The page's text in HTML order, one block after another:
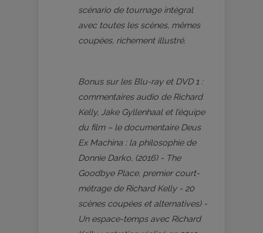
scénario de tournage intégral
avec toutes les scènes, mêmes
coupées, richement illustré.
Bonus sur les Blu-ray et DVD 1 :
commentaires audio de Richard
Kelly, Jake Gyllenhaal et l’équipe
du film – le documentaire Deus
Ex Machina : la philosophie de
Donnie Darko, (2016) - The
Goodbye Place, premier court-
métrage de Richard Kelly - 20
scènes coupées et alternatives) -
Un espace-temps avec Richard